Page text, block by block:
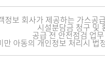
정보 회사가 제공하는 가스공
시설분담금 청구 및
공급 전 안전점검 업
만 아동의 개인정보 처리시 법